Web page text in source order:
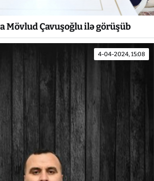
Mövlud Çavuşoğlu ilə görüşüb
4-04-2024, 15:08